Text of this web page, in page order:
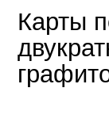
Карты